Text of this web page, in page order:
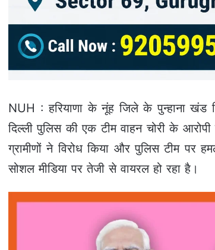
NUH : हरियाणा के नूंह जिले के पुन्हाना खंड
दिल्ली पुलिस की एक टीम वाहन चोरी के
ग्रामीणों ने विरोध किया और पुलिस टीम पर
सोशल मीडिया पर तेजी से वायरल हो रहा है।